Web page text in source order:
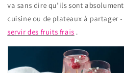
va sans dire qu'ils sont
cuisine ou de plateaux à partager
servir des fruits frais .